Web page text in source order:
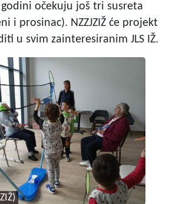
očekuju još tri susreta
i prosinac). NZZJZIŽ će projekt
u svim zainteresiranim JLS IŽ.